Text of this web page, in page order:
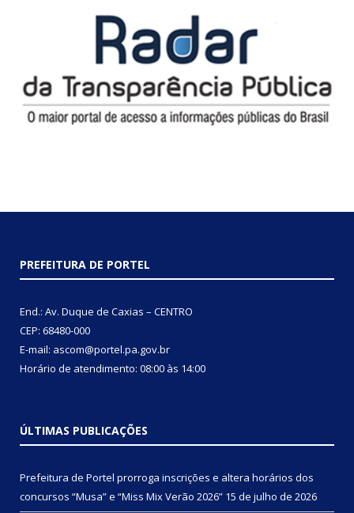
PREFEITURA DE PORTEL
End.: Av. Duque de Caxias – CENTRO
CEP: 68480-000
E-mail: ascom@portel.pa.gov.br
Horário de atendimento: 08:00 às 14:00
ÚLTIMAS PUBLICAÇÕES
Prefeitura de Portel prorroga inscrições e altera horários dos
concursos “Musa” e “Miss Mix Verão 2026” 15 de julho de 2026